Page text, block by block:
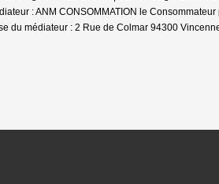
: ANM CONSOMMATION le
du médiateur : 2 Rue de Colmar 94300